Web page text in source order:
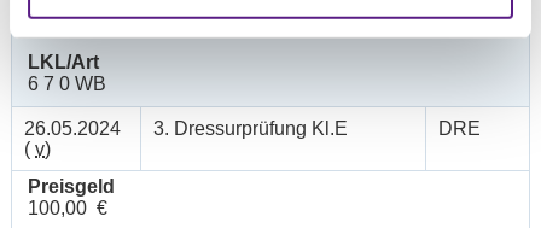
0,00 €
LKL/Art
6 7 0 WB
26.05.2024
( v)
3. Dressurprüfung Kl.E DRE
Preisgeld
100,00 €